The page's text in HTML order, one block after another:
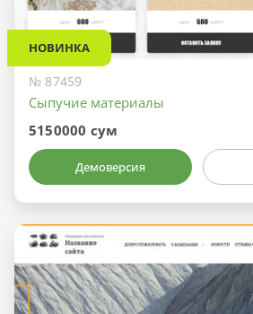
НОВИНКА
№ 87459
Сыпучие материалы
5150000 сум
Демоверсия